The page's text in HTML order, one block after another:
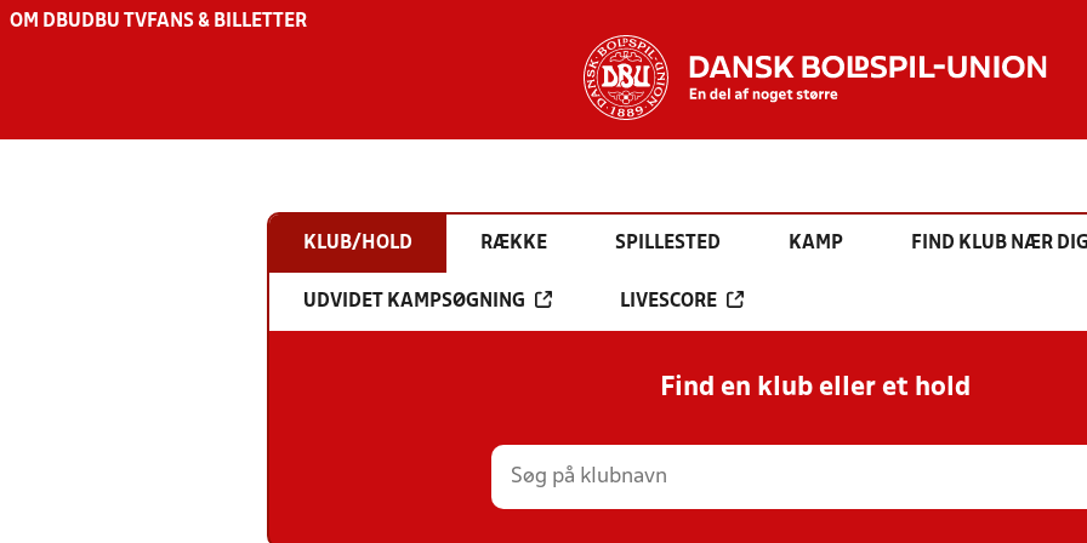
OM DBU DBU TV FANS & BILLETTER
KLUB/HOLD RÆKKE SPILLESTED KAMP FIND KLUB NÆR
UDVIDET KAMPSØGNING LIVESCORE
Find en klub eller et hold